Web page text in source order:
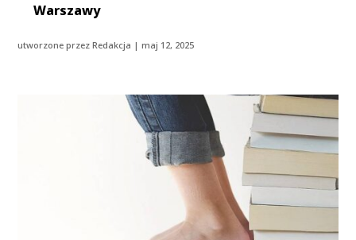
Warszawy
utworzone przezRedakcja |maj 12, 2025